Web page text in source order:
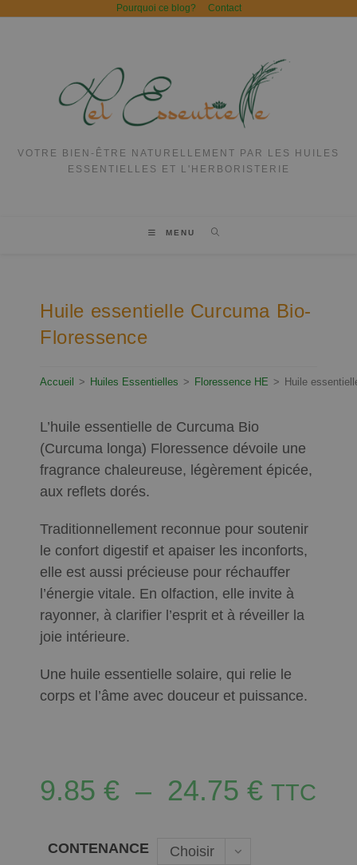
Pourquoi ce blog? Contact
VOTRE BIEN-ÊTRE NATURELLEMENT PAR LES HUILES
ESSENTIELLES ET L'HERBORISTERIE
MENU
Huile essentielle Curcuma Bio-
Floressence
Accueil > Huiles Essentielles > Floressence HE > Huile
L’huile essentielle de Curcuma Bio
(Curcuma longa) Floressence dévoile une
fragrance chaleureuse, légèrement épicée,
aux reflets dorés.
Traditionnellement reconnue pour soutenir
le confort digestif et apaiser les inconforts,
elle est aussi précieuse pour réchauffer
l’énergie vitale. En olfaction, elle invite à
rayonner, à clarifier l’esprit et à réveiller la
joie intérieure.
Une huile essentielle solaire, qui relie le
corps et l’âme avec douceur et puissance.
9.85 € – 24.75 € TTC
CONTENANCE
Choisir